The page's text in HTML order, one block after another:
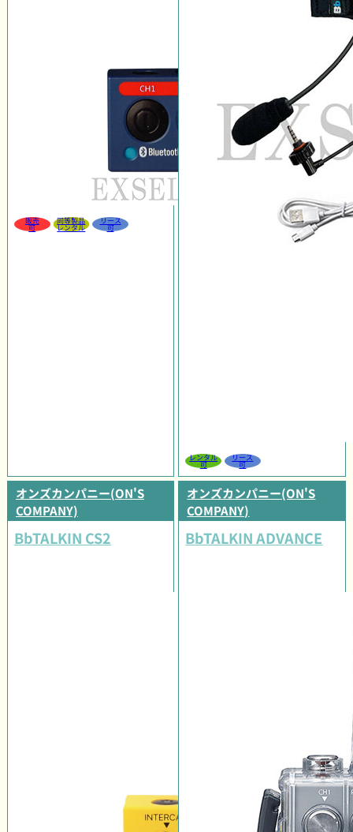
販売
可
同等製品
レンタル
リース
可
レンタル
可
リース
可
オンズカンパニー(ON'S
COMPANY)
BbTALKIN CS2
オンズカンパニー(ON'S
COMPANY)
BbTALKIN ADVANCE